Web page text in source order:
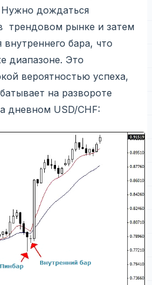
Нужно дождаться
трендовом рынке и затем
бара, что
диапазоне. Это
вероятностью успеха,
на развороте
дневном USD/CHF: